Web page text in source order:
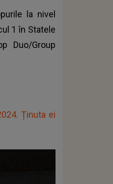
la nivel
1 în Statele
Duo/Group
Ținuta ei